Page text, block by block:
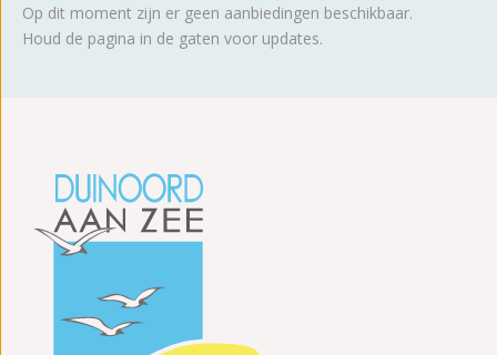
Op dit moment zijn er geen aanbiedingen beschikbaar.
Houd de pagina in de gaten voor updates.